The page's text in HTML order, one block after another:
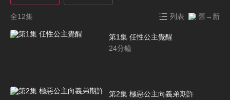
全12集 列表 舊→新
第1集 任性公主覺醒
24分鐘
第2集 極惡公主向義弟期許